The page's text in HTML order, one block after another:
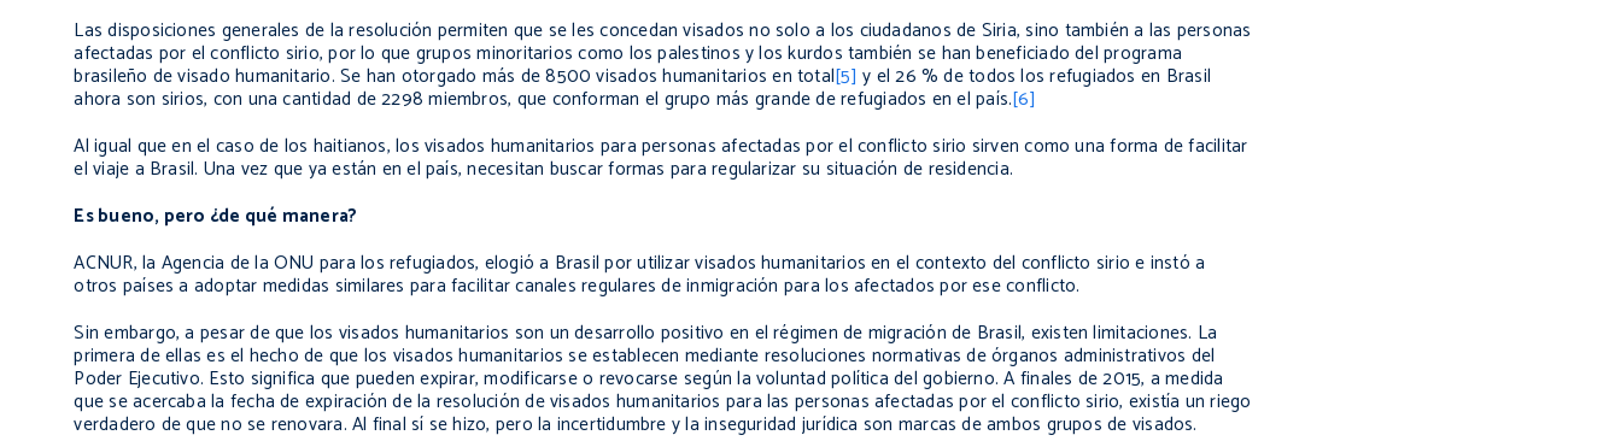
Las disposiciones generales de la resolución permiten que se les concedan visados no solo a los ciudadanos de Siria, sino también a las personas
afectadas por el conflicto sirio, por lo que grupos minoritarios como los palestinos y los kurdos también se han beneficiado del programa
brasileño de visado humanitario. Se han otorgado más de 8500 visados humanitarios en total[5] y el 26 % de todos los refugiados en Brasil
ahora son sirios, con una cantidad de 2298 miembros, que conforman el grupo más grande de refugiados en el país.[6]
Al igual que en el caso de los haitianos, los visados humanitarios para personas afectadas por el conflicto sirio sirven como una forma de facilitar
el viaje a Brasil. Una vez que ya están en el país, necesitan buscar formas para regularizar su situación de residencia.
Es bueno, pero ¿de qué manera?
ACNUR, la Agencia de la ONU para los refugiados, elogió a Brasil por utilizar visados humanitarios en el contexto del conflicto sirio e instó a
otros países a adoptar medidas similares para facilitar canales regulares de inmigración para los afectados por ese conflicto.
Sin embargo, a pesar de que los visados humanitarios son un desarrollo positivo en el régimen de migración de Brasil, existen limitaciones. La
primera de ellas es el hecho de que los visados humanitarios se establecen mediante resoluciones normativas de órganos administrativos del
Poder Ejecutivo. Esto significa que pueden expirar, modificarse o revocarse según la voluntad política del gobierno. A finales de 2015, a medida
que se acercaba la fecha de expiración de la resolución de visados humanitarios para las personas afectadas por el conflicto sirio, existía un riego
verdadero de que no se renovara. Al final sí se hizo, pero la incertidumbre y la inseguridad jurídica son marcas de ambos grupos de visados.